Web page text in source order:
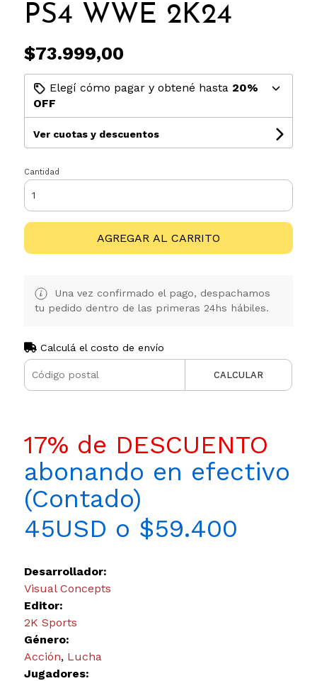
PS4 WWE 2K24
$73.999,00
Elegí cómo pagar y obtené hasta 20%
OFF
Ver cuotas y descuentos
Cantidad
AGREGAR AL CARRITO
Una vez confirmado el pago, despachamos
tu pedido dentro de las primeras 24hs hábiles.
Calculá el costo de envío
CALCULAR
17% de DESCUENTO
abonando en efectivo
(Contado)
45USD o $59.400
Desarrollador:
Visual Concepts
Editor:
2K Sports
Género:
Acción, Lucha
Jugadores: